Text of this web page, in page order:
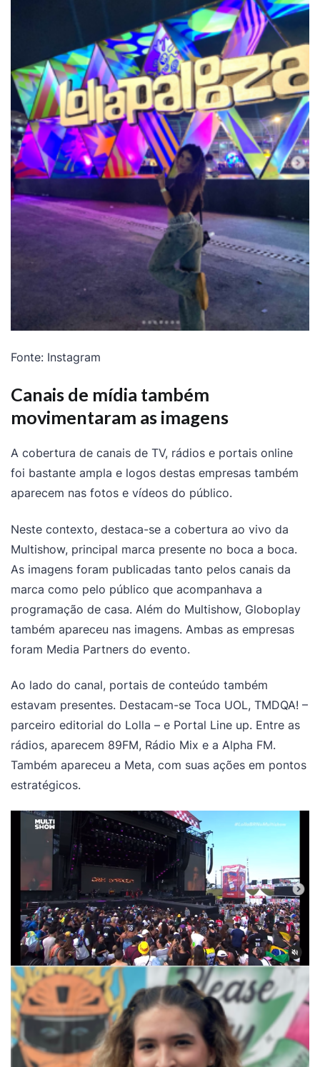
Fonte: Instagram
Canais de mídia também
movimentaram as imagens
A cobertura de canais de TV, rádios e portais online
foi bastante ampla e logos destas empresas também
aparecem nas fotos e vídeos do público.
Neste contexto, destaca-se a cobertura ao vivo da
Multishow, principal marca presente no boca a boca.
As imagens foram publicadas tanto pelos canais da
marca como pelo público que acompanhava a
programação de casa. Além do Multishow, Globoplay
também apareceu nas imagens. Ambas as empresas
foram Media Partners do evento.
Ao lado do canal, portais de conteúdo também
estavam presentes. Destacam-se Toca UOL, TMDQA! –
parceiro editorial do Lolla – e Portal Line up. Entre as
rádios, aparecem 89FM, Rádio Mix e a Alpha FM.
Também apareceu a Meta, com suas ações em pontos
estratégicos.